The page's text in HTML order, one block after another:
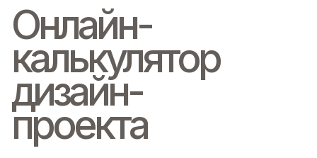
Онлайн-
калькулятор
дизайн-
проекта